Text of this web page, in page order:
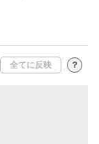
全てに反映 ？